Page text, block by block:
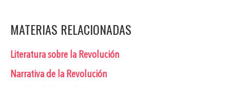
MATERIAS RELACIONADAS
Literatura sobre la Revolución
Narrativa de la Revolución